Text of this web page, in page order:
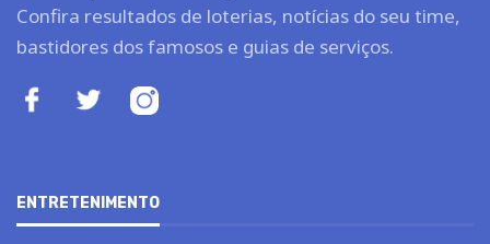
Confira resultados de loterias, notícias do seu time,
bastidores dos famosos e guias de serviços.
ENTRETENIMENTO